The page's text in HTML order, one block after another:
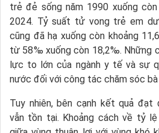
trẻ đẻ sống năm 1990 xuống
2024. Tỷ suất tử vong trẻ em
cũng đã hạ xuống còn khoảng
từ 58‰ xuống còn 18,2‰. Những
lực to lớn của ngành y tế và sự
nước đối với công tác chăm sóc
Tuy nhiên, bên cạnh kết quả
vẫn tồn tại. Khoảng cách về tỷ